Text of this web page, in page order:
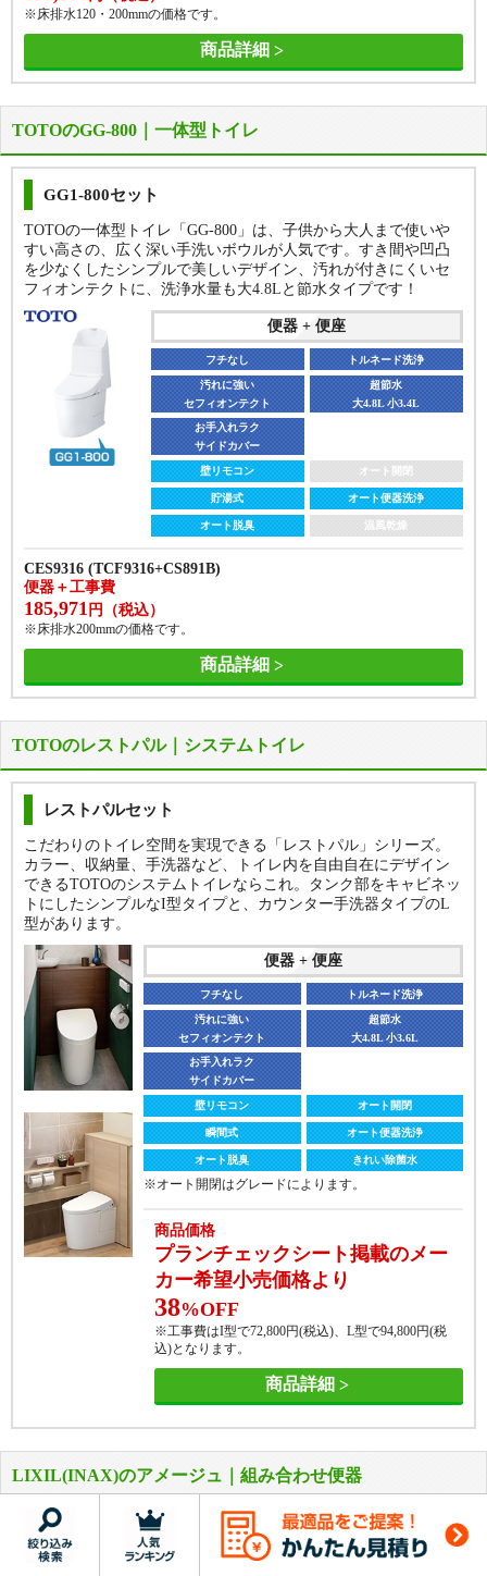
※床排水120・200mmの価格です。
商品詳細
TOTOのGG-800｜一体型トイレ
GG1-800セット
TOTOの一体型トイレ「GG-800」は、子供から大人まで使いや
すい高さの、広く深い手洗いボウルが人気です。すき間や凹凸
を少なくしたシンプルで美しいデザイン、汚れが付きにくいセ
フィオンテクトに、洗浄水量も大4.8Lと節水タイプです！
便器 + 便座
フチなし トルネード洗浄
汚れに強い
セフィオンテクト
超節水
大4.8L 小3.4L
お手入れラク
サイドカバー
壁リモコン オート開閉
貯湯式 オート便器洗浄
オート脱臭 温風乾燥
CES9316 (TCF9316+CS891B)
便器＋工事費
185,971 円（税込）
※床排水200mmの価格です。
商品詳細
TOTOのレストパル｜システムトイレ
レストパルセット
こだわりのトイレ空間を実現できる「レストパル」シリーズ。
カラー、収納量、手洗器など、トイレ内を自由自在にデザイン
できるTOTOのシステムトイレならこれ。タンク部をキャビネッ
トにしたシンプルなI型タイプと、カウンター手洗器タイプのL
型があります。
便器 + 便座
フチなし トルネード洗浄
汚れに強い
セフィオンテクト
超節水
大4.8L 小3.6L
お手入れラク
サイドカバー
壁リモコン オート開閉
瞬間式 オート便器洗浄
オート脱臭 きれい除菌水
※オート開閉はグレードによります。
商品価格
プランチェックシート掲載のメー
カー希望小売価格より
38%OFF
※工事費はI型で72,800円(税込)、L型で94,800円(税
込)となります。
商品詳細
LIXIL(INAX)のアメージュ｜組み合わせ便器
アメージュ便器＋KB31A（シャワートイレ）セット